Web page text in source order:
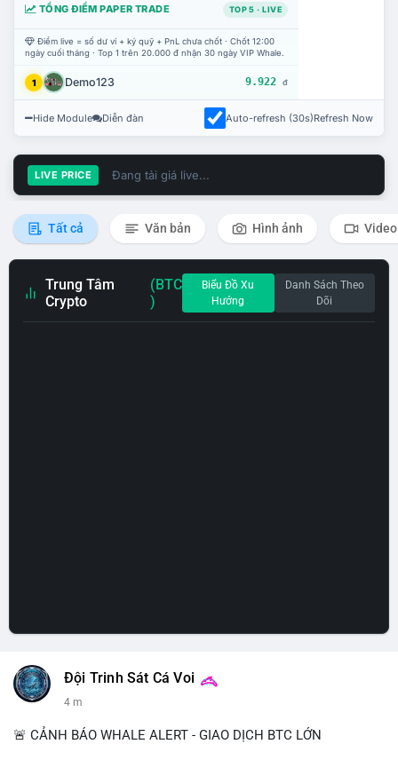
TỔNG ĐIỂM PAPER TRADE TOP 5 · LIVE
Điểm live = số dư ví + ký quỹ + PnL chưa chốt · Chốt 12:00
ngày cuối tháng · Top 1 trên 20.000 đ nhận 30 ngày VIP Whale.
1 Demo123 9.922 đ
Hide Module Diễn đàn Auto-refresh (30s)Refresh Now
LIVE PRICE Đang tải giá live...
Tất cả Văn bản Hình ảnh Video
Trung Tâm
Crypto
(BTC
)
Biểu Đồ Xu
Hướng
Danh Sách Theo
Dõi
Đội Trinh Sát Cá Voi
4 m
🚨 CẢNH BÁO WHALE ALERT - GIAO DỊCH BTC LỚN